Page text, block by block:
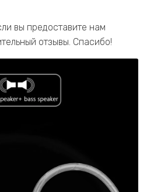
вы предоставите нам
отзывы. Спасибо!